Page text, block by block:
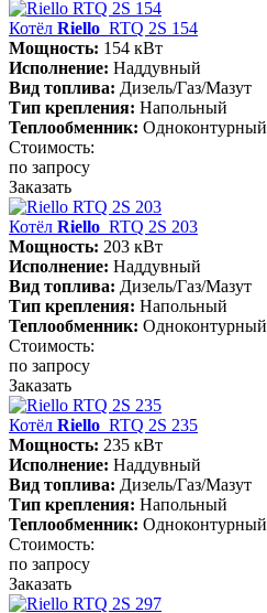
Котёл Riello RTQ 2S 154
Мощность: 154 кВт
Исполнение: Наддувный
Вид топлива: Дизель/Газ/Мазут
Тип крепления: Напольный
Теплообменник: Одноконтурный
Стоимость:
по запросу
Заказать
Котёл Riello RTQ 2S 203
Мощность: 203 кВт
Исполнение: Наддувный
Вид топлива: Дизель/Газ/Мазут
Тип крепления: Напольный
Теплообменник: Одноконтурный
Стоимость:
по запросу
Заказать
Котёл Riello RTQ 2S 235
Мощность: 235 кВт
Исполнение: Наддувный
Вид топлива: Дизель/Газ/Мазут
Тип крепления: Напольный
Теплообменник: Одноконтурный
Стоимость:
по запросу
Заказать